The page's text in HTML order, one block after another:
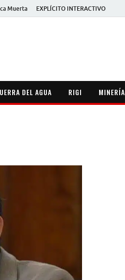
Muerta EXPLÍCITO INTERACTIVO
DEL AGUA RIGI MINERÍA